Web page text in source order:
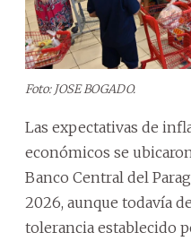
Foto: JOSE BOGADO.
Las expectativas de
económicos se
Banco Central del
2026, aunque todavía
tolerancia establecido